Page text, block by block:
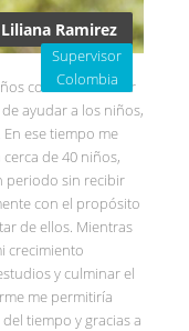
Ramirez
Supervisor
Colombia
comencé a servir
ayudar a los niños,
ese tiempo me
de 40 niños,
periodo sin recibir
con el propósito
de ellos. Mientras
crecimiento
y culminar el
me permitiría
tiempo y gracias a